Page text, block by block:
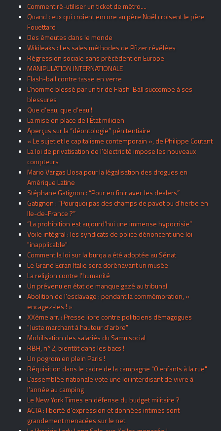
Comment ré-utiliser un ticket de métro....
Quand ceux qui croient encore au père Noël croisent le père
Fouettard
Des émeutes dans le monde
Wikileaks : Les sales méthodes de Pfizer révélées
Régression sociale sans précédent en Europe
MANIPULATION INTERNATIONALE
Flash-ball contre tasse en verre
L’homme blessé par un tir de Flash-Ball succombe à ses
blessures
Que d’eau, que d’eau !
La mise en place de l’État milicien
Aperçus sur la “déontologie” pénitentiaire
« Le sujet et le capitalisme contemporain », de Philippe Coutant
La loi de privatisation de l’électricité impose les nouveaux
compteurs
Mario Vargas Llosa pour la légalisation des drogues en
Amérique Latine
Stéphane Gatignon : “Pour en finir avec les dealers”
Gatignon : “Pourquoi pas des champs de pavot ou d’herbe en
Ile-de-France ?”
“La prohibition est aujourd’hui une immense hypocrisie”
Voile intégral : les syndicats de police dénoncent une loi
"inapplicable"
Comment la loi sur la burqa a été adoptée au Sénat
Le Grand Ecran Italie sera dorénavant un musée
La religion contre l’humanité
Un prévenu en état de manque gazé au tribunal
Abolition de l’esclavage : pendant la commémoration, «
encagez-les ! »
XXème arr. : Presse libre contre politiciens démagogues
"Juste marchant à hauteur d’arbre"
Mobilisation des salariés du Samu social
RBH, n°2, bientôt dans les bacs !
Un pogrom en plein Paris !
Réquisition dans le cadre de la campagne "0 enfants à la rue"
L’assemblée nationale vote une loi interdisant de vivre à
l’année au camping
Le New York Times en défense du budget militaire ?
ACTA : liberté d’expression et données intimes sont
grandement menacées sur le net